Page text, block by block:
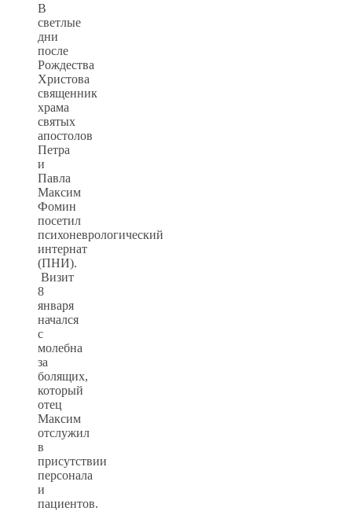
В
светлые
дни
после
Рождества
Христова
священник
храма
святых
апостолов
Петра
и
Павла
Максим
Фомин
посетил
психоневрологический
интернат
(ПНИ).
Визит
8
января
начался
с
молебна
за
болящих,
который
отец
Максим
отслужил
в
присутствии
персонала
и
пациентов.